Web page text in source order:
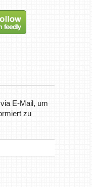
E-Mail, um
zu